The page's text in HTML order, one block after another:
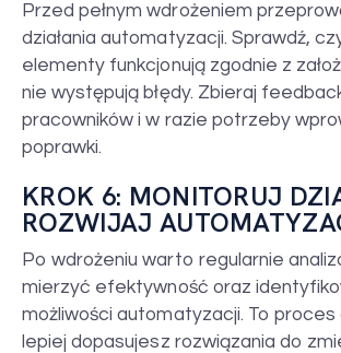
Przed pełnym wdrożeniem
działania automatyzacji. Sprawdź,
elementy funkcjonują zgodnie z
nie występują błędy. Zbieraj
pracowników i w razie potrzeby
poprawki.
KROK 6: MONITORUJ
ROZWIJAJ
Po wdrożeniu warto regularnie
mierzyć efektywność oraz
możliwości automatyzacji. To proces
lepiej dopasujesz rozwiązania do